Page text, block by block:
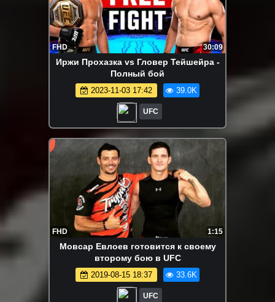
FHD 30:09
Иржи Прохазка vs Гловер Тейшейра -
Полный бой
2023-11-03 17:42 39.0K
UFC
FHD 1:15
Мовсар Евлоев готовится к своему
второму бою в UFC
2019-08-15 18:37 33.6K
UFC